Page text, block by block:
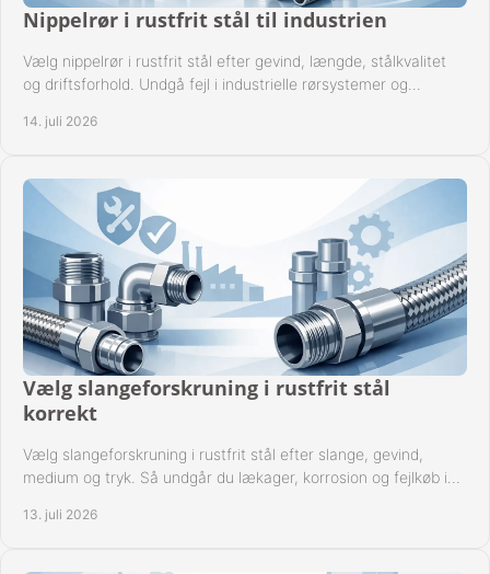
Nippelrør i rustfrit stål til industrien
Vælg nippelrør i rustfrit stål efter gevind, længde, stålkvalitet
og driftsforhold. Undgå fejl i industrielle rørsystemer og
14. juli 2026
Vælg slangeforskruning i rustfrit stål
korrekt
Vælg slangeforskruning i rustfrit stål efter slange, gevind,
medium og tryk. Så undgår du lækager, korrosion og fejlkøb i
13. juli 2026